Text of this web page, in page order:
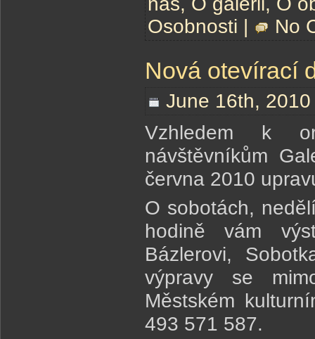
Osobnosti | No
Nová otevírací
June 16th,
Vzhledem k
návštěvníkům
června 2010
O sobotách,
hodině vám
Bázlerovi,
výpravy se
Městském
493 571 587.